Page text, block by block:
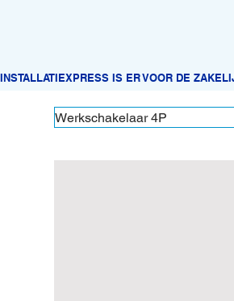
Werkschakelaar 4P